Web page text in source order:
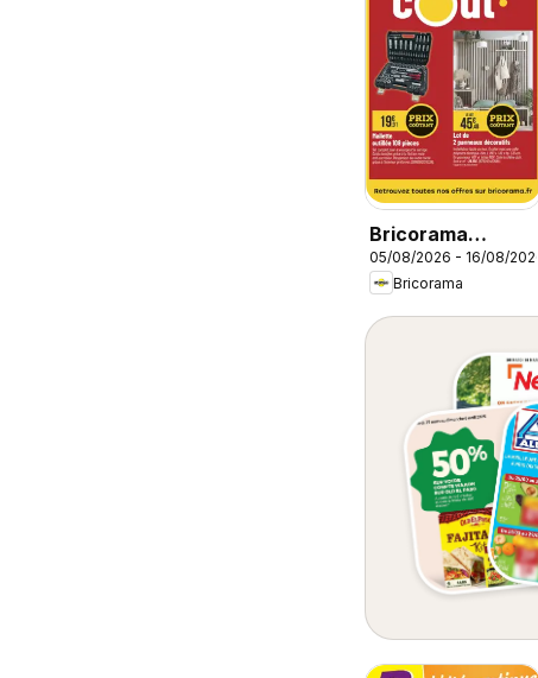
Bricorama
catalogue
05/08/2026 - 16/08/2026
Bricorama